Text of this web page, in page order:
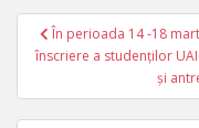
Navigare în
În perioada 14 -18
înscriere a studenților
și